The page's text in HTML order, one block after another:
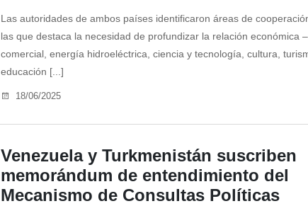
Las autoridades de ambos países identificaron áreas de
las que destaca la necesidad de profundizar la relación económica –
comercial, energía hidroeléctrica, ciencia y tecnología, cultura,
educación [...]
18/06/2025
Venezuela y Turkmenistán suscriben
memorándum de entendimiento del
Mecanismo de Consultas Políticas